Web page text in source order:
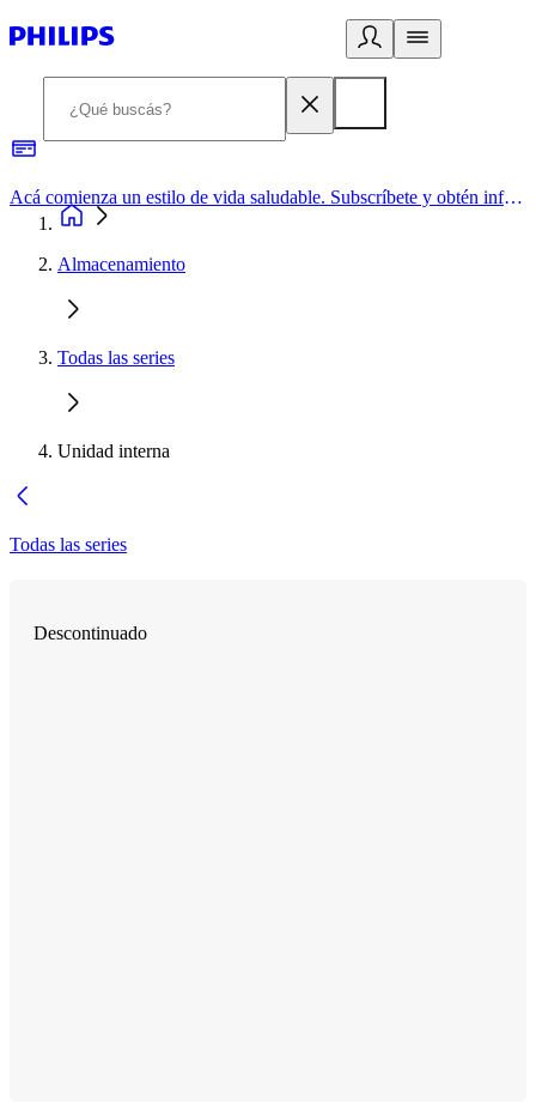
Acá comienza un estilo de vida saludable. Subscríbete y obtén información de primera mano
Almacenamiento
Todas las series
Unidad interna
Todas las series
Descontinuado